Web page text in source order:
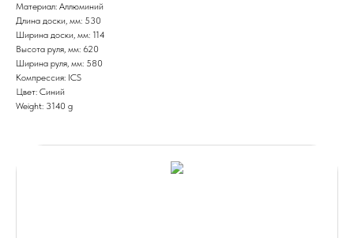
Материал: Аллюминий
Длина доски, мм: 530
Ширина доски, мм: 114
Высота руля, мм: 620
Ширина руля, мм: 580
Компрессия: ICS
Цвет: Синий
Weight: 3140 g